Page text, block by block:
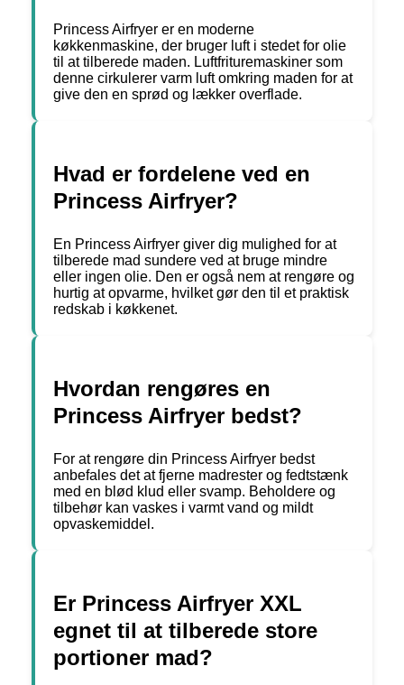
Princess Airfryer er en moderne
køkkenmaskine, der bruger luft i stedet for olie
til at tilberede maden. Luftfrituremaskiner som
denne cirkulerer varm luft omkring maden for at
give den en sprød og lækker overflade.
Hvad er fordelene ved en
Princess Airfryer?
En Princess Airfryer giver dig mulighed for at
tilberede mad sundere ved at bruge mindre
eller ingen olie. Den er også nem at rengøre og
hurtig at opvarme, hvilket gør den til et praktisk
redskab i køkkenet.
Hvordan rengøres en
Princess Airfryer bedst?
For at rengøre din Princess Airfryer bedst
anbefales det at fjerne madrester og fedtstænk
med en blød klud eller svamp. Beholdere og
tilbehør kan vaskes i varmt vand og mildt
opvaskemiddel.
Er Princess Airfryer XXL
egnet til at tilberede store
portioner mad?